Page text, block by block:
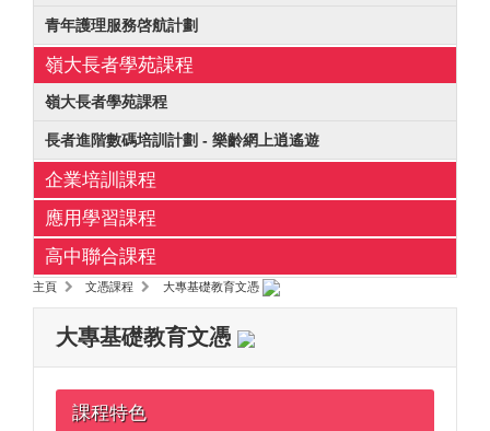
青年護理服務啓航計劃
嶺大長者學苑課程
嶺大長者學苑課程
長者進階數碼培訓計劃 - 樂齡網上逍遙遊
企業培訓課程
應用學習課程
高中聯合課程
主頁 文憑課程 大專基礎教育文憑
大專基礎教育文憑
課程特色